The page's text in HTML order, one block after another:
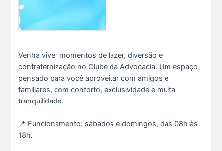
Venha viver momentos de lazer, diversão e
confraternização no Clube da Advocacia. Um espaço
pensado para você aproveitar com amigos e
familiares, com conforto, exclusividade e muita
tranquilidade.
📍 Funcionamento: sábados e domingos, das 08h às
18h.